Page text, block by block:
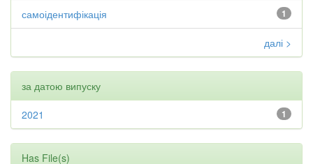
1
самоідентифікація
далі >
за датою випуску
1
2021
Has File(s)